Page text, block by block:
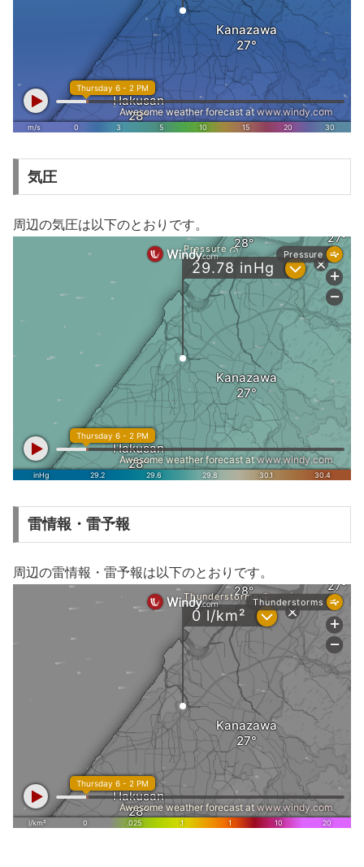
気圧
周辺の気圧は以下のとおりです。
雷情報・雷予報
周辺の雷情報・雷予報は以下のとおりです。